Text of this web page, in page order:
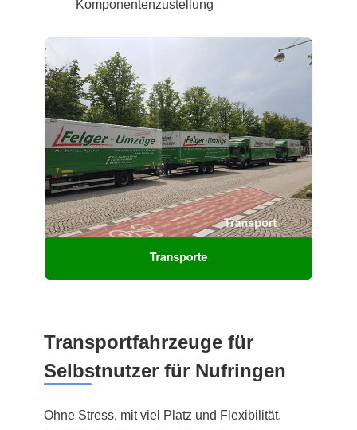
Komponentenzustellung
Transportfahrzeuge für
Selbstnutzer für Nufringen
Ohne Stress, mit viel Platz und Flexibilität.